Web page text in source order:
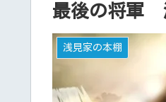
最後の将軍
浅見家の本棚